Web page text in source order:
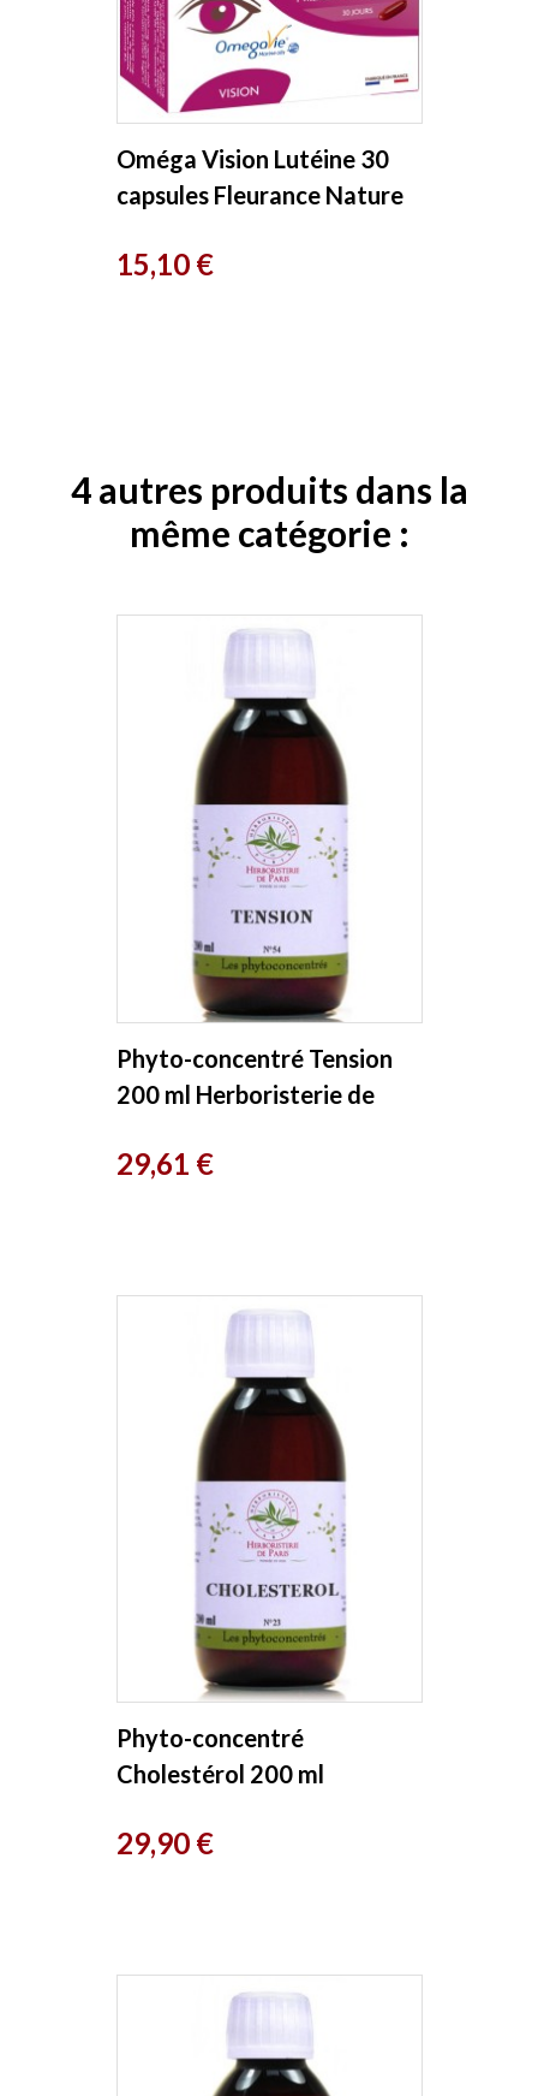
Oméga Vision Lutéine 30
capsules Fleurance Nature
Prix
15,10 €
4 autres produits dans la
même catégorie :
Phyto-concentré Tension
200 ml Herboristerie de
Prix
29,61 €
Phyto-concentré
Cholestérol 200 ml
Prix
29,90 €